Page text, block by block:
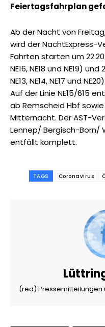
Feiertagsfahrplan
Ab der Nacht von
wird der NachtExpress-
Fahrten starten um 22.20
NE16, NE18 und NE19)
NE13, NE14, NE17 und NE20).
Auf der Linie NE15/615
ab Remscheid Hbf
Mitternacht. Der AST-
Lennep/ Bergisch-Born/
entfällt komplett.
TAGS Coronavirus
(red)